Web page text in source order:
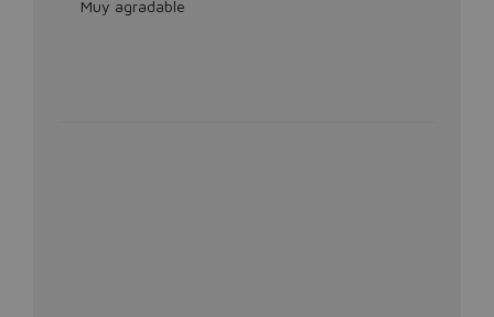
Muy agradable